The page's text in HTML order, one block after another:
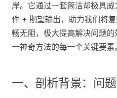
岸。它通过一套简洁却极具
件 + 期望输出，助力我们将
畅无阻，极大提高解决问题
一神奇方法的每一个关键要素。
一、剖析背景：问